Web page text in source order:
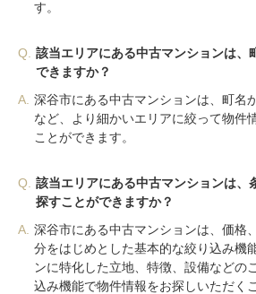
す。
Q.
該当エリアにある中古マンションは、
できますか？
A. 深谷市にある中古マンションは、町名
など、より細かいエリアに絞って物件
ことができます。
Q.
該当エリアにある中古マンションは、
探すことができますか？
A. 深谷市にある中古マンションは、価格
分をはじめとした基本的な絞り込み機
ンに特化した立地、特徴、設備などの
込み機能で物件情報をお探しいただく